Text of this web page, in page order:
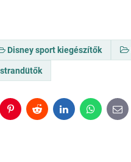
Disney sport kiegészítők
PinterestRedditLinkedInWhatsApp
E-
mail